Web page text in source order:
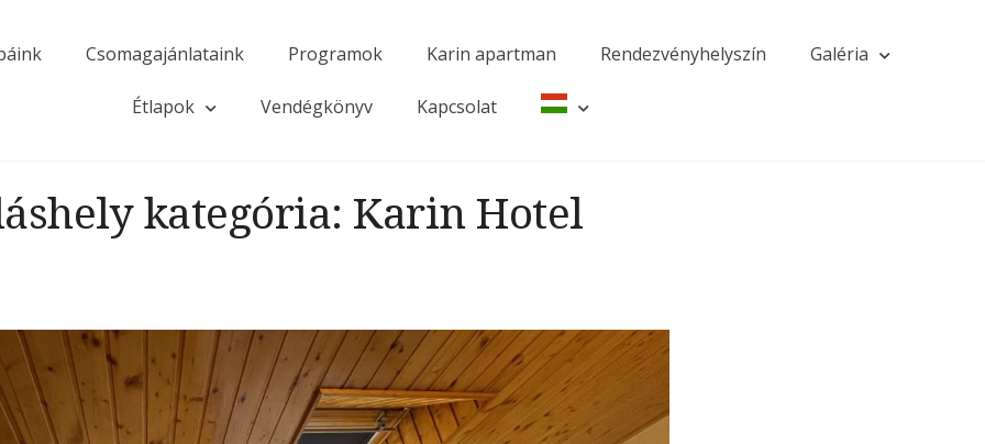
Csomagajánlataink Programok Karin apartman Rendezvényhelyszín Galéria
Étlapok Vendégkönyv Kapcsolat
kategória: Karin Hotel